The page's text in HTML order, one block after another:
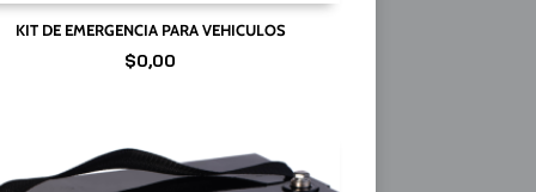
KIT DE EMERGENCIA PARA VEHICULOS
$0,00